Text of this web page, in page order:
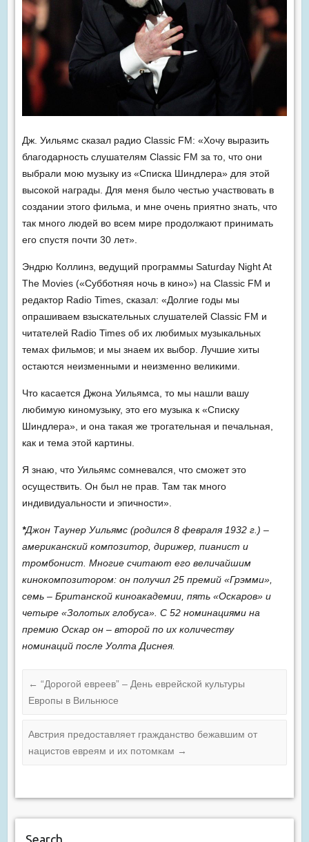
Дж. Уильямс сказал радио Classic FM: «Хочу выразить
благодарность слушателям Classic FM за то, что они
выбрали мою музыку из «Списка Шиндлера» для этой
высокой награды. Для меня было честью участвовать в
создании этого фильма, и мне очень приятно знать, что
так много людей во всем мире продолжают принимать
его спустя почти 30 лет».
Эндрю Коллинз, ведущий программы Saturday Night At
The Movies («Субботняя ночь в кино») на Classic FM и
редактор Radio Times, сказал: «Долгие годы мы
опрашиваем взыскательных слушателей Classic FM и
читателей Radio Times об их любимых музыкальных
темах фильмов; и мы знаем их выбор. Лучшие хиты
остаются неизменными и неизменно великими.
Что касается Джона Уильямса, то мы нашли вашу
любимую киномузыку, это его музыка к «Списку
Шиндлера», и она такая же трогательная и печальная,
как и тема этой картины.
Я знаю, что Уильямс сомневался, что сможет это
осуществить. Он был не прав. Там так много
индивидуальности и эпичности».
*Джон Таунер Уильямс (родился 8 февраля 1932 г.) –
американский композитор, дирижер, пианист и
тромбонист. Многие считают его величайшим
кинокомпозитором: он получил 25 премий «Грэмми»,
семь – Британской киноакадемии, пять «Оскаров» и
четыре «Золотых глобуса». С 52 номинациями на
премию Оскар он – второй по их количеству
номинаций после Уолта Диснея.
← “Дорогой евреев” – День еврейской культуры
Европы в Вильнюсе
Австрия предоставляет гражданство бежавшим от
нацистов евреям и их потомкам →